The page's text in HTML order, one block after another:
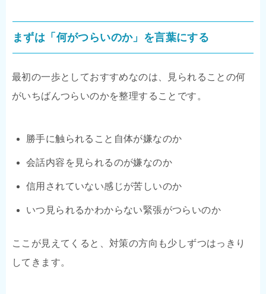
まずは「何がつらいのか」を言葉にする
最初の一歩としておすすめなのは、見られることの何
がいちばんつらいのかを整理することです。
勝手に触られること自体が嫌なのか
会話内容を見られるのが嫌なのか
信用されていない感じが苦しいのか
いつ見られるかわからない緊張がつらいのか
ここが見えてくると、対策の方向も少しずつはっきり
してきます。